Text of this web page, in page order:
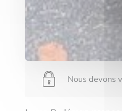
Nous devons